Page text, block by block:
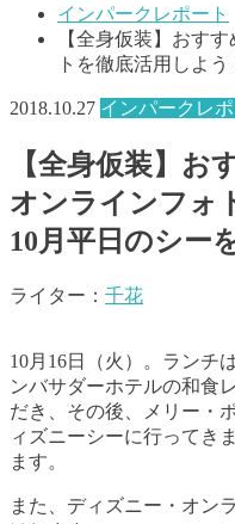
インパークレポート
【全身仮装】おす
トを徹底活用しよ
2018.10.27 インパークレポ
【全身仮装】お
オンラインフォ
10月平日のシー
ライター： 千花
10月16日（火）。ランチ
ンバサダーホテルの和食
だき、その後、メリー・
ィズニーシーに行ってき
ます。
また、ディズニー・オン